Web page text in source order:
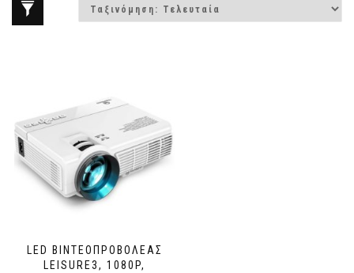
LED ΒΙΝΤΕΟΠΡΟΒΟΛΈΑΣ
LEISURE3, 1080P,